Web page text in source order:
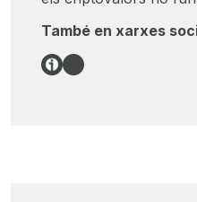
També en xarxes
Link Spotify